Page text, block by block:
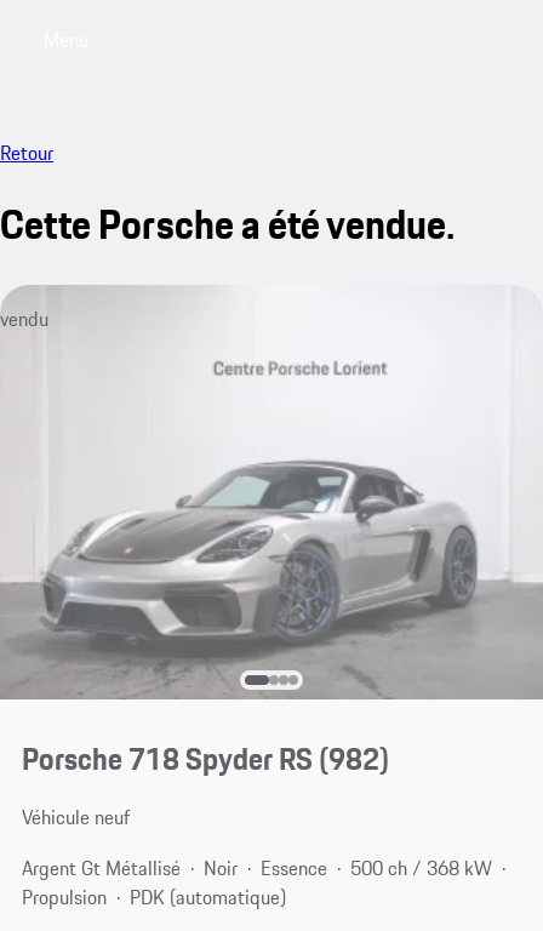
Retour
Cette Porsche a été vendue.
vendu
Porsche 718 Spyder RS(982)
Véhicule neuf
Argent Gt Métallisé
Noir Essence
500 ch / 368 kW
Propulsion
PDK (automatique)